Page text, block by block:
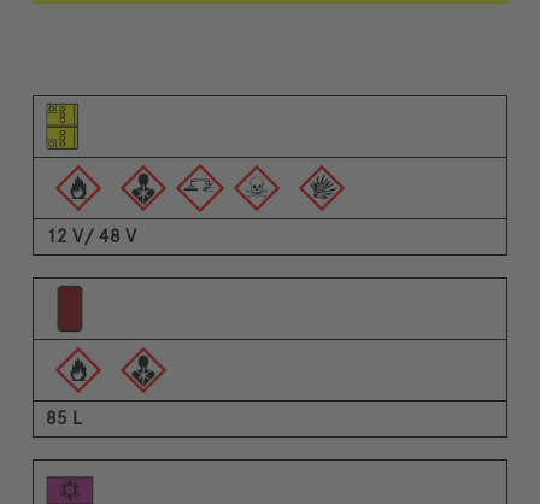
Εικονόγραμμα του στοιχείου
Εικονογράμματα των προειδοποιήσεων
Περιγραφή
12 V/ 48 V
85 L